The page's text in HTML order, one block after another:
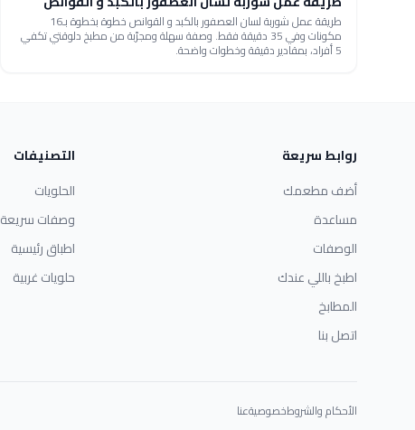
طريقة عمل شوربة لسان العصفور بالكبد و القوانص خطوة بخطوة بـ16
مكونات وفي 35 دقيقة فقط. وصفة سهلة ومجرّبة من مطبخ دلوقتي تكفي
5 أفراد، بمقادير دقيقة وخطوات واضحة.
روابط سريعة
أضف مطعمك
مساعدة
الوصفات
اطبخ باللي عندك
المطابخ
اتصل بنا
التصنيفات
الحلويات
وصفات سريعة
اطباق رئيسية
حلويات غربية
الأحكام والشروطخصوصيةعنا